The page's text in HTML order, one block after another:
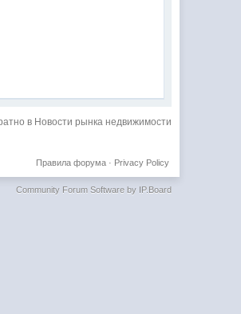
в Новости рынка недвижимости
Privacy Policy
Правила форума·
Community Forum Software by IP.Board